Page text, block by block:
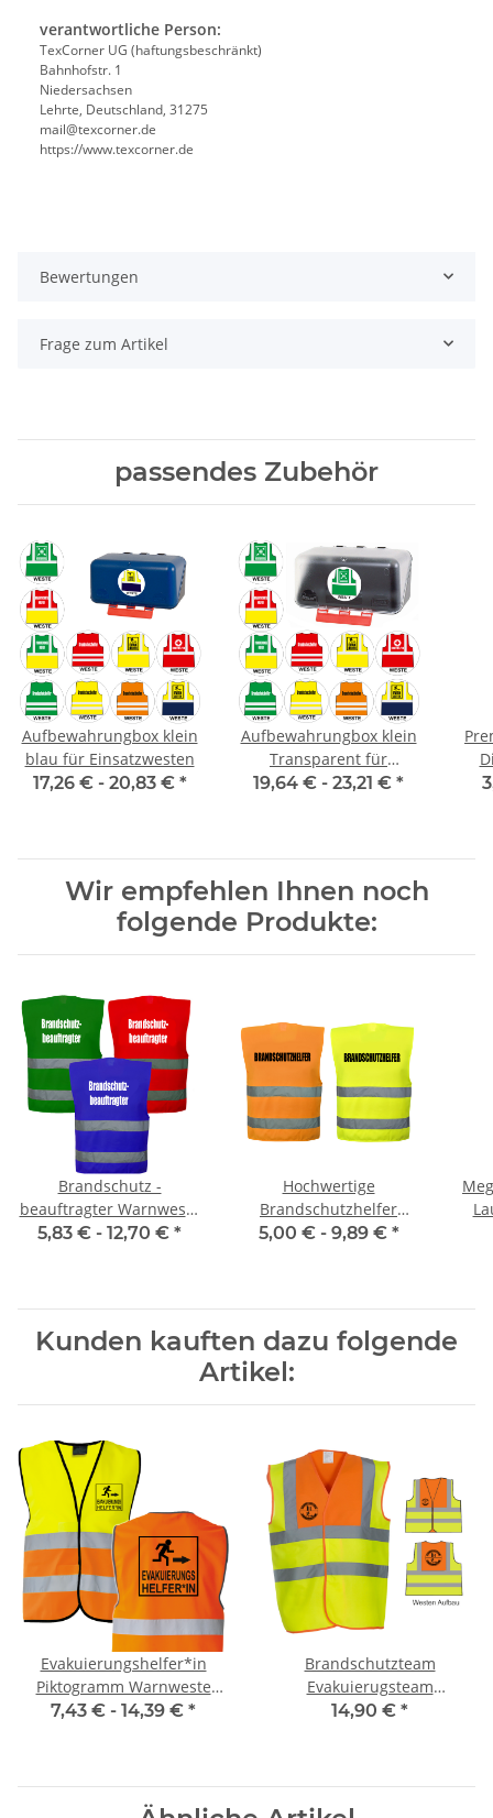
verantwortliche Person:
TexCorner UG (haftungsbeschränkt)
Bahnhofstr. 1
Niedersachsen
Lehrte, Deutschland, 31275
mail@texcorner.de
https://www.texcorner.de
Bewertungen
Frage zum Artikel
passendes Zubehör
Aufbewahrungbox klein
blau für Einsatzwesten
17,26 € - 20,83 € *
Aufbewahrungbox klein
Transparent für
Einsatzwesten
19,64 € - 23,21 € *
Wir empfehlen Ihnen noch
folgende Produkte:
Brandschutz -
beauftragter Warnweste
Sonderfarbe in 10
5,83 € - 12,70 € *
Hochwertige
Brandschutzhelfer
Warnweste in 10 größen
5,00 € - 9,89 € *
Kunden kauften dazu folgende
Artikel:
Evakuierungshelfer*in
Piktogramm Warnweste
Standard in 10 größen
7,43 € - 14,39 € *
Brandschutzteam
Evakuierugsteam
Piktogramm 2+2 Warnweste
14,90 € *